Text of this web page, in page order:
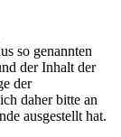
so genannten
der Inhalt der
der
daher bitte an
ausgestellt hat.